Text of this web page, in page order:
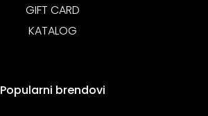
GIFT CARD
KATALOG
Popularni brendovi